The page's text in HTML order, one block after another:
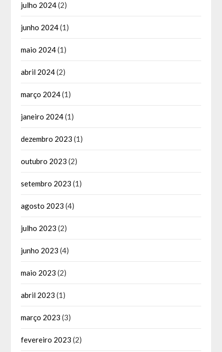
julho 2024(2)
junho 2024(1)
maio 2024(1)
abril 2024(2)
março 2024(1)
janeiro 2024(1)
dezembro 2023 (1)
outubro 2023 (2)
setembro 2023 (1)
agosto 2023 (4)
julho 2023 (2)
junho 2023 (4)
maio 2023 (2)
abril 2023 (1)
março 2023 (3)
fevereiro 2023 (2)